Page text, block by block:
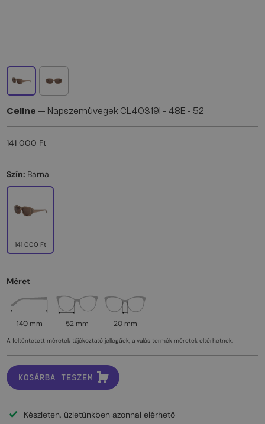
Celine — Napszemüvegek CL40319I - 48E - 52
141 000 Ft
Szín: Barna
141 000 Ft
Méret
140 mm 52 mm 20 mm
A feltüntetett méretek tájékoztató jellegűek, a valós termék méretek eltérhetnek.
KOSÁRBA TESZEM
Készleten, üzletünkben azonnal elérhető